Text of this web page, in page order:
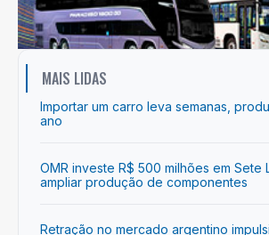
MAIS LIDAS
Importar um carro leva semanas,
ano
OMR investe R$ 500 milhões em Sete
ampliar produção de componentes
Retração no mercado argentino